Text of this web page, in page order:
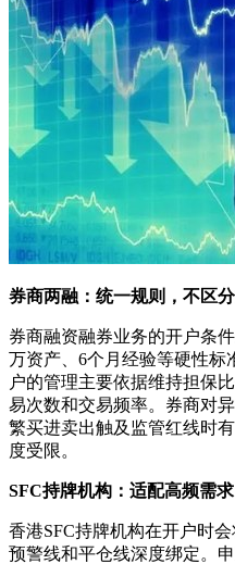
券商两融：统一规则，不区
券商融资融券业务的开户条
万资产、6个月经验等硬性标
户的管理主要依据维持担保
易次数和交易频率。券商对
繁买进卖出触及监管红线时
度受限。
SFC持牌机构：适配高频需
香港SFC持牌机构在开户时
预警线和平仓线深度绑定。